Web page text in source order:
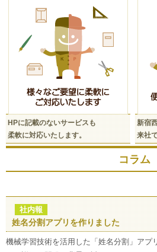
HPに記載のないサービスも
柔軟に対応いたします。
新宿
来社
コラム
社内報
姓名分割アプリを作りました
機械学習技術を活用した「姓名分割」アプ